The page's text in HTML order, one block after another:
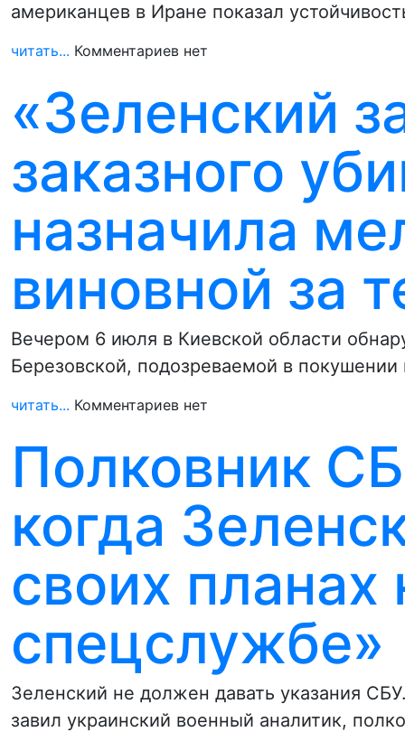
американцев в Иране показал
читать... Комментариев нет
«Зеленский
заказного
назначила
виновной за
Вечером 6 июля в Киевской области
Березовской, подозреваемой в
читать... Комментариев нет
Полковник
когда
своих
спецслужбе»
Зеленский не должен давать указания
завил украинский военный аналитик,